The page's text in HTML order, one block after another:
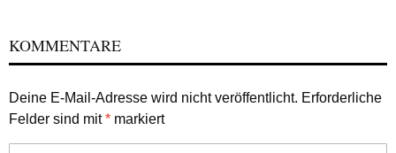
KOMMENTARE
Deine E-Mail-Adresse wird nicht veröffentlicht. Erforderliche
Felder sind mit* markiert